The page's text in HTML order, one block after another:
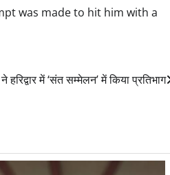
was made to hit him with a
हरिद्वार में ‘संत सम्मेलन’ में किया प्रतिभाग